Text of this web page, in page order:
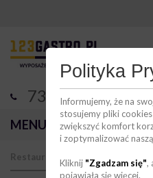
Polityka
Informujemy, że na
stosujemy pliki
zwiększyć komfort
i zoptymalizować
Kliknij "Zgadzam się",
pojawiała się więcej.
736 123 123
MENU